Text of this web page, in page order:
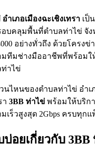
ำเภอเมืองฉะเชิงเทรา เป็
บคลุมพื้นที่ตำบลท่าไข่ จัง
อย่างทั่วถึง ด้วยโครงข่
มทีมช่างมืออาชีพที่พร้อมใ
าไข่
ไหนของตำบลท่าไข่ อำเภ
า 3BB ท่าไข่ พร้อมให้บริก
เร็วสูงสุด 2Gbps ครบทุกแ
อยเกี่ยวกับ